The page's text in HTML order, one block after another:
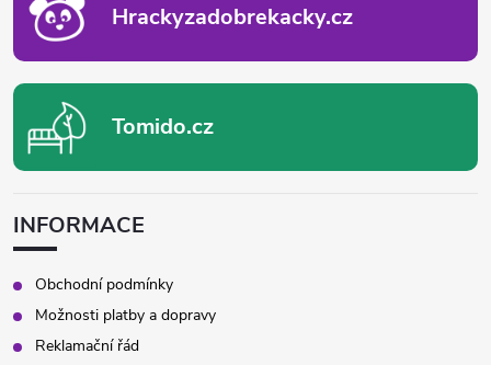
Hrackyzadobrekacky.cz
Tomido.cz
INFORMACE
Obchodní podmínky
Možnosti platby a dopravy
Reklamační řád